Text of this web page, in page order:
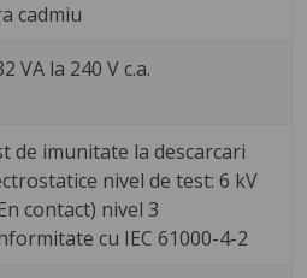
cadmiu
VA la 240 V c.a.
de imunitate la descarcari
nivel de test: 6 kV
contact) nivel 3
cu IEC 61000-4-2